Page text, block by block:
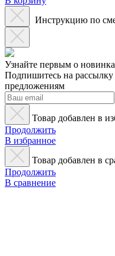
Инструкцию по
Узнайте первым о
Подпишитесь на
предложениям
Товар добавлен в
Продолжить
В избранное
Товар добавлен в
Продолжить
В сравнение